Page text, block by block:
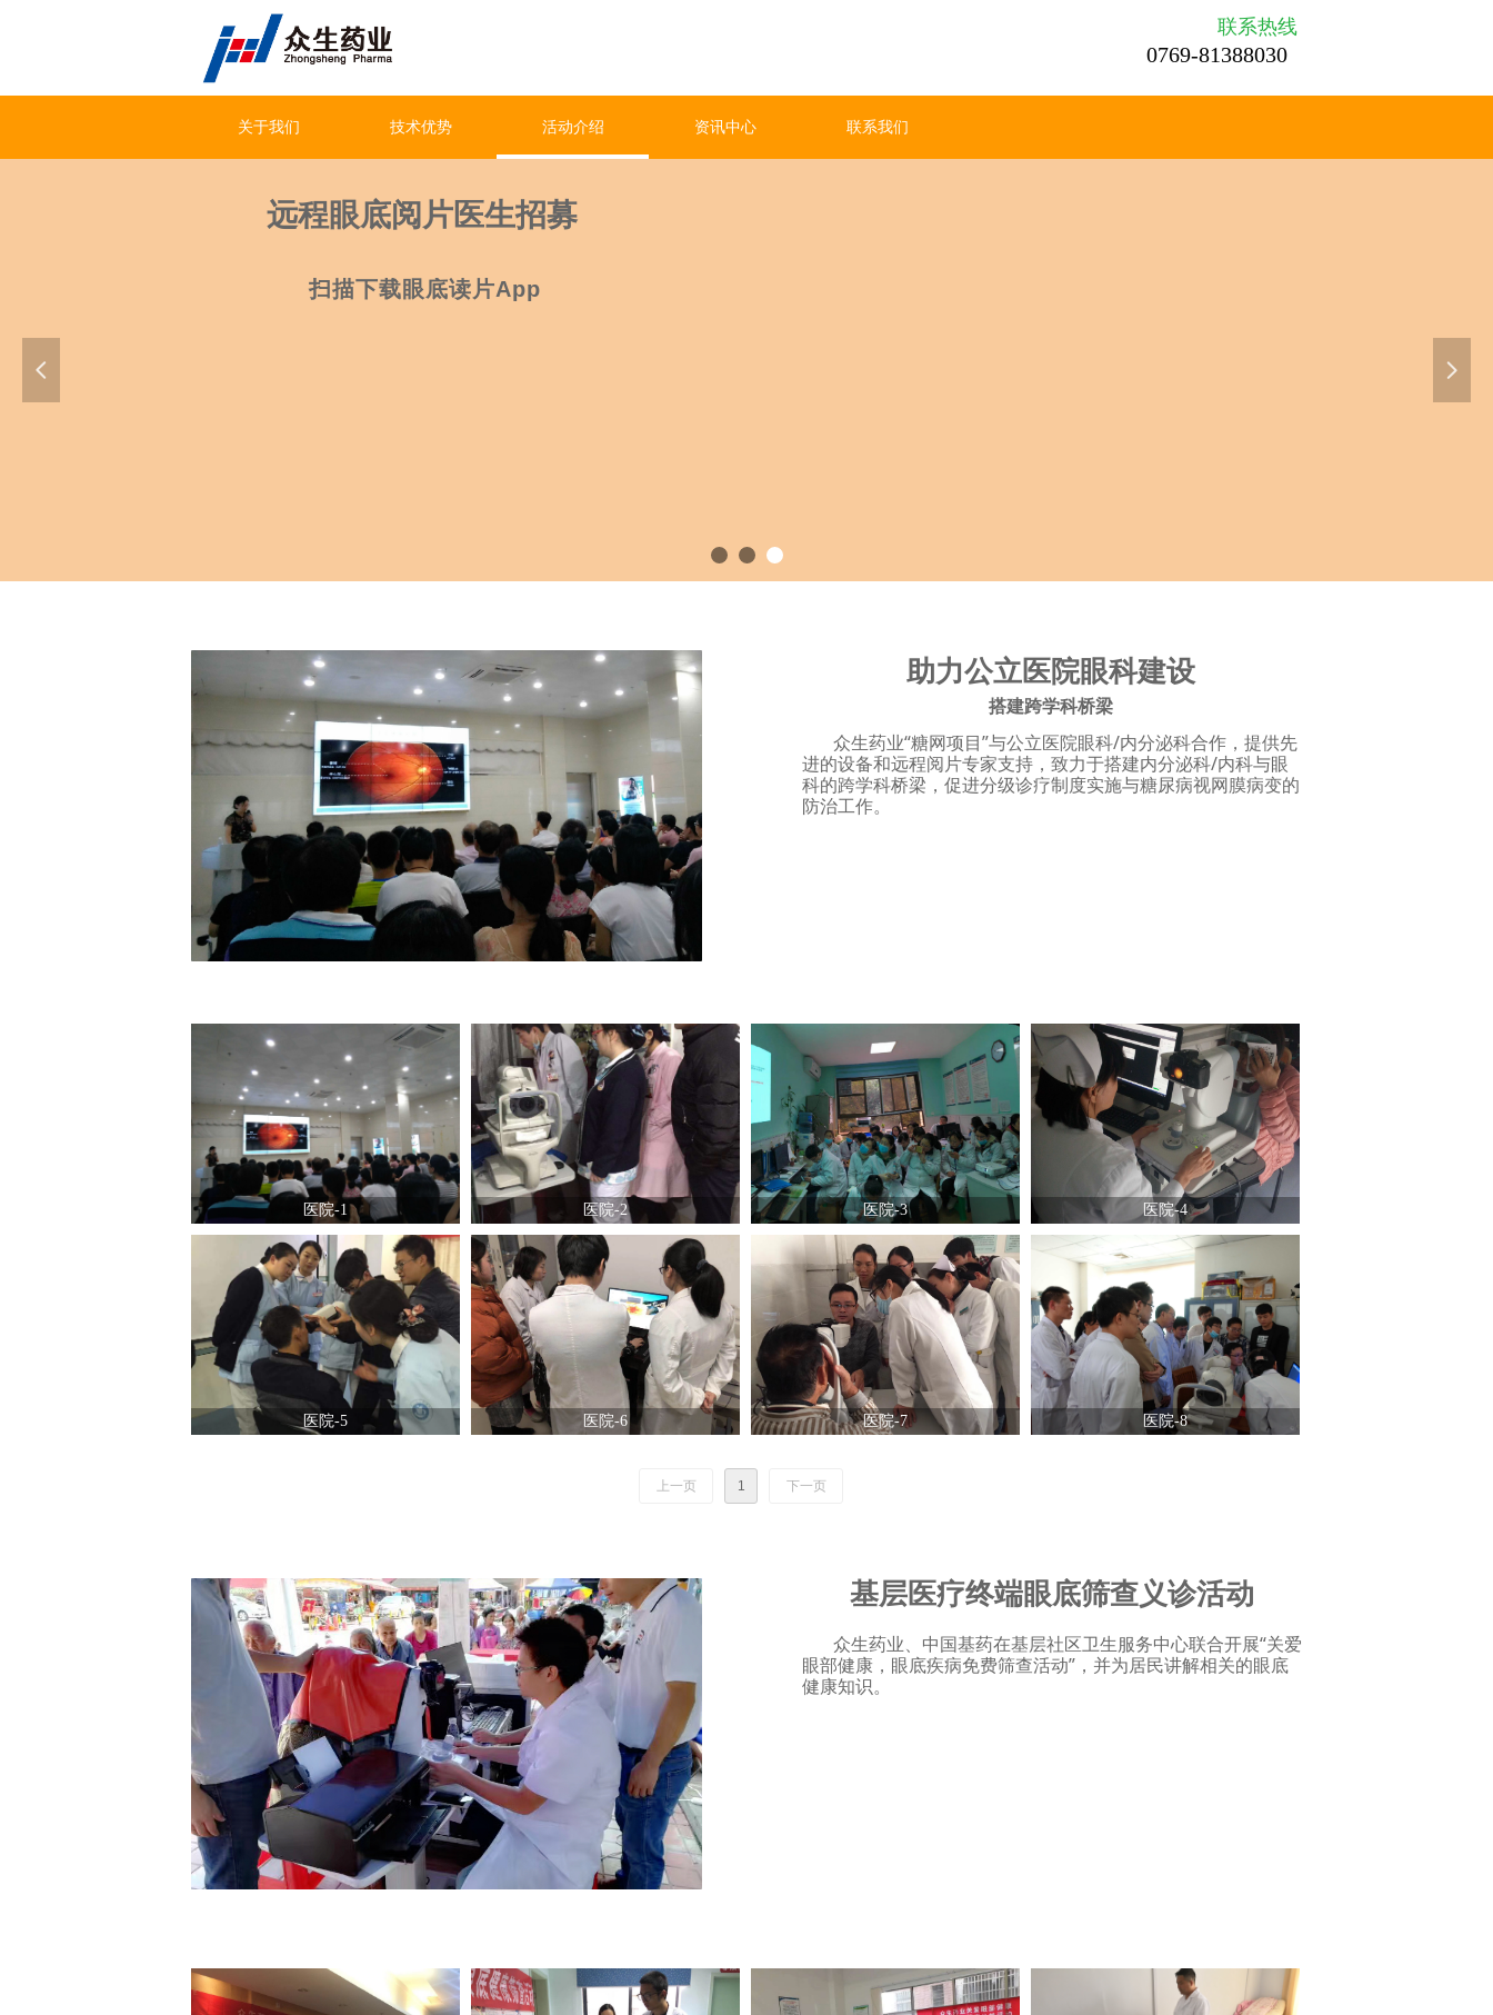
0769-81388030
联系热线
远程眼底阅片医生招募
扫描下载眼底读片App
넳 넲
关于我们 技术优势 活动介绍 资讯中心 联系我们
众生药业、中国基药在基层社区卫生服务中心联合开展“关爱
眼部健康，眼底疾病免费筛查活动”，并为居民讲解相关的眼底
健康知识。
基层医疗终端眼底筛查义诊活动
众生药业“糖网项目”与公立医院眼科/内分泌科合作，提供先
进的设备和远程阅片专家支持，致力于搭建内分泌科/内科与眼
科的跨学科桥梁，促进分级诊疗制度实施与糖尿病视网膜病变的
防治工作。
助力公立医院眼科建设
搭建跨学科桥梁
医院-1 医院-2 医院-3 医院-4
医院-5 医院-6 医院-7 医院-8
上一页 1 下一页